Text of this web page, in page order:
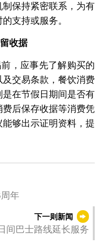
保持紧密联系，为有
支持或服务。
收据
，应事先了解购买的
交易条款，餐饮消费
在节假日期间是否有
后保存收据等消费凭
够出示证明资料，提
年
下一则新闻
间巴士路线延长服务